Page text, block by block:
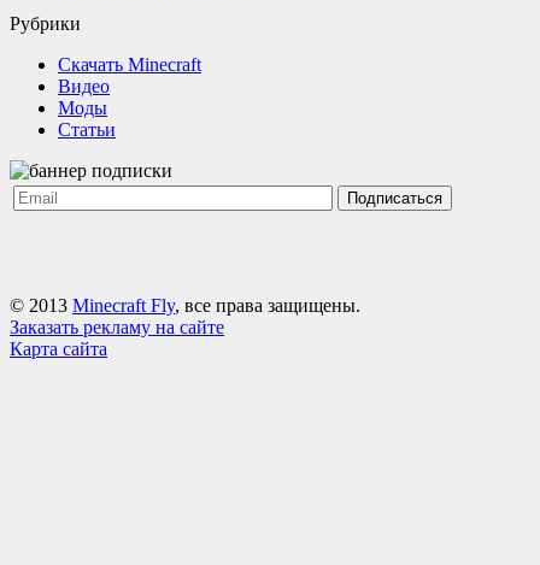
Рубрики
Cкачать Minecraft
Видео
Моды
Статьи
Подписаться
© 2013 Minecraft Fly, все права защищены.
Заказать рекламу на сайте
Карта сайта